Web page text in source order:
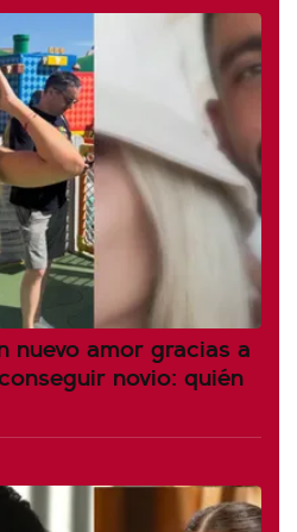
nuevo amor gracias a
novio: quién